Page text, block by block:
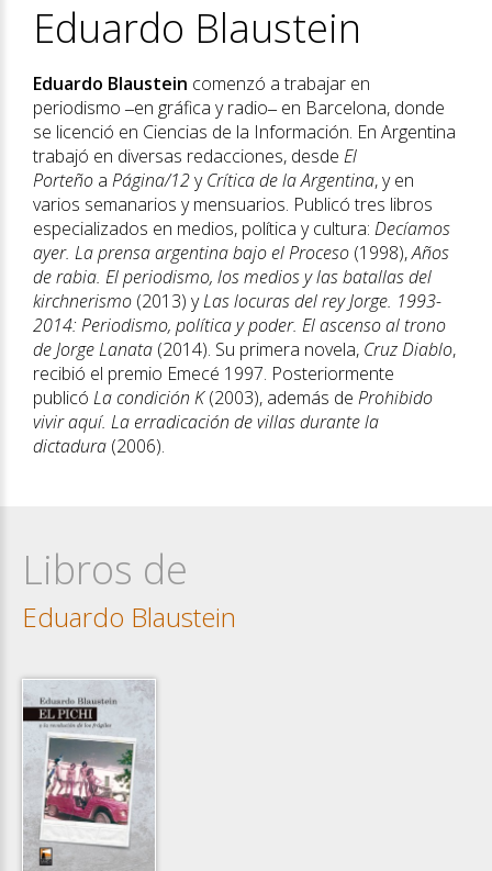
or
ta
a
Eduardo Blaustein
Eduardo Blaustein comenzó a trabajar en
periodismo ‒en gráfica y radio‒ en Barcelona, donde
se licenció en Ciencias de la Información. En Argentina
trabajó en diversas redacciones, desde El
Porteño a Página/12yCrítica de la Argentina, y en
varios semanarios y mensuarios. Publicó tres libros
especializados en medios, política y cultura: Decíamos
ayer. La prensa argentina bajo el Proceso (1998),Años
de rabia. El periodismo, los medios y las batallas del
kirchnerismo (2013) yLas locuras del rey Jorge. 1993-
2014: Periodismo, política y poder. El ascenso al trono
de Jorge Lanata (2014). Su primera novela, Cruz Diablo,
recibió el premio Emecé 1997. Posteriormente
publicó La condición K(2003), además de Prohibido
vivir aquí. La erradicación de villas durante la
dictadura (2006).
Libros de
Eduardo Blaustein